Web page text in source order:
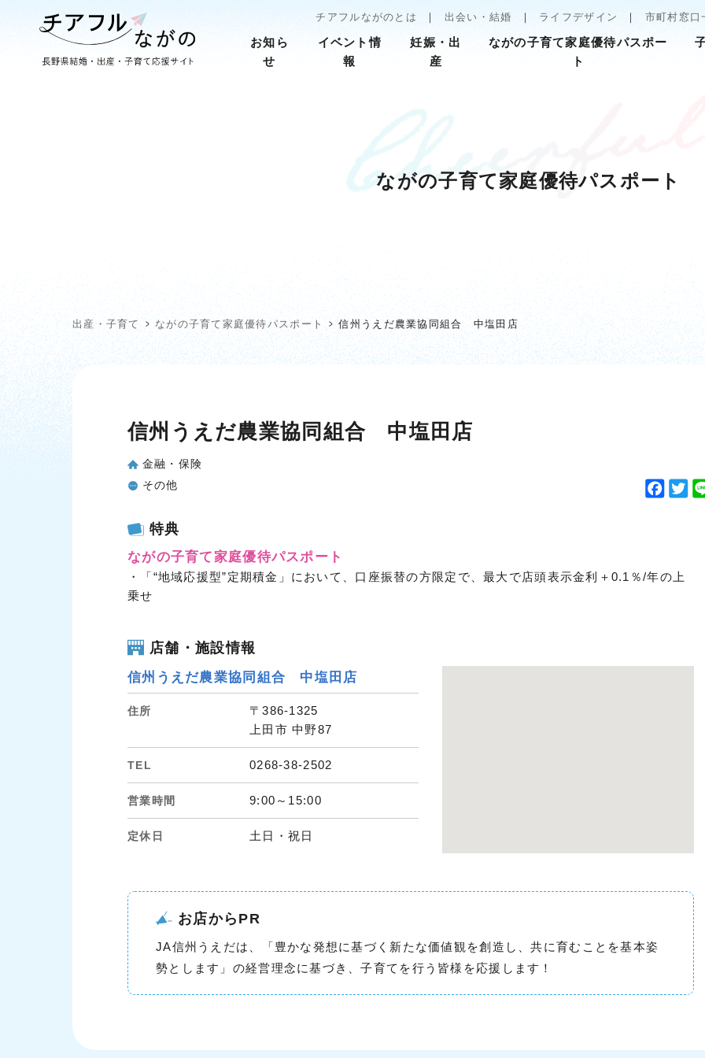
チアフルながのとは 出会い・結婚 ライフデザイン 市町村窓口
お知ら
せ
イベント情
報
妊娠・出
産
ながの子育て家庭優待パスポー
ト
ながの子育て家庭優待パスポート
出産・子育て ながの子育て家庭優待パスポート 信州うえだ農業協同組合 中塩田店
信州うえだ農業協同組合 中塩田店
金融・保険
その他
F
o
T
特典
ながの子育て家庭優待パスポート
・「“地域応援型”定期積金」において、口座振替の方限定で、最大で店頭表示金利＋0.1％/年の上
乗せ
店舗・施設情報
信州うえだ農業協同組合 中塩田店
住所
〒386-1325
上田市 中野87
TEL 0268-38-2502
営業時間 9:00～15:00
定休日 土日・祝日
お店からPR
JA信州うえだは、「豊かな発想に基づく新たな価値観を創造し、共に育むことを基本姿
勢とします」の経営理念に基づき、子育てを行う皆様を応援します！